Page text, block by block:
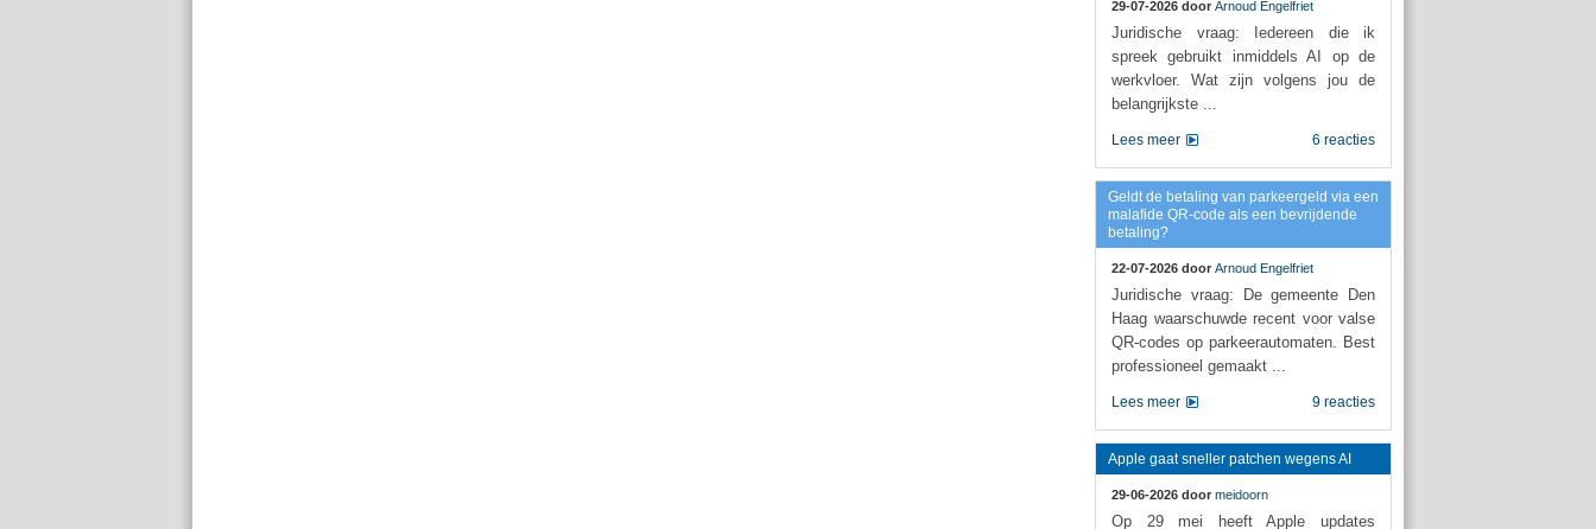
29-07-2026 door Arnoud Engelfriet
Juridische vraag: Iedereen die ik
spreek gebruikt inmiddels AI op de
werkvloer. Wat zijn volgens jou de
belangrijkste ...
6 reacties
Lees meer
Geldt de betaling van parkeergeld via een
malafide QR-code als een bevrijdende
betaling?
22-07-2026 door Arnoud Engelfriet
Juridische vraag: De gemeente Den
Haag waarschuwde recent voor valse
QR-codes op parkeerautomaten. Best
professioneel gemaakt ...
9 reacties
Lees meer
Apple gaat sneller patchen wegens AI
29-06-2026 door meidoorn
Op 29 mei heeft Apple updates